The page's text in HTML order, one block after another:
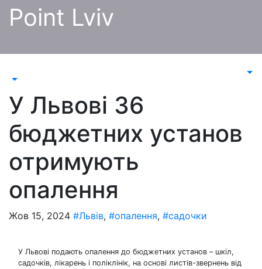
Перейти
Point Lviv
У Львові 36
бюджетних установ
отримують
опалення
Жов 15, 2024 #Львів, #опалення, #садочки
У Львові подають опалення до бюджетних установ – шкіл,
садочків, лікарень і поліклінік, на основі листів-звернень від